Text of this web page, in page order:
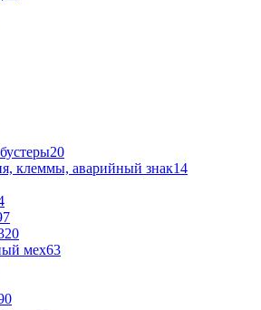
20
клеммы, аварийный знак14
мех63